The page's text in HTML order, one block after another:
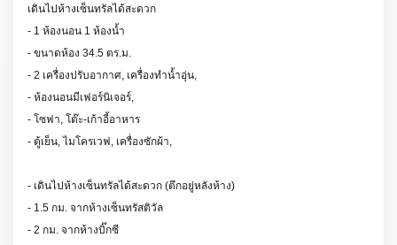
เดินไปห้างเซ็นทรัลได้สะดวก
- 1 ห้องนอน 1 ห้องน้ำ
- ขนาดห้อง 34.5 ตร.ม.
- 2 เครื่องปรับอากาศ, เครื่องทำน้ำอุ่น,
- ห้องนอนมีเฟอร์นิเจอร์,
- โซฟา, โต๊ะ-เก้าอี้อาหาร
- ตู้เย็น, ไมโครเวฟ, เครื่องซักผ้า,
- เดินไปห้างเซ็นทรัลได้สะดวก (ตึกอยู่หลังห้าง)
- 1.5 กม. จากห้างเซ็นทรัสติวัล
- 2 กม. จากห้างบิ๊กซี